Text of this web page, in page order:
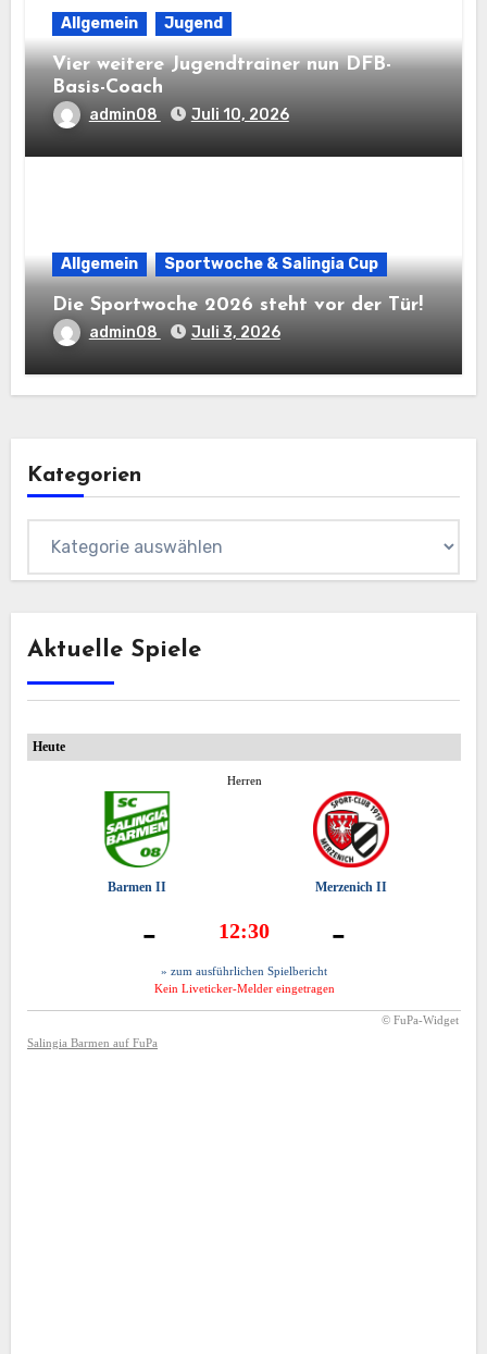
Allgemein Jugend
Vier weitere Jugendtrainer nun DFB-
Basis-Coach
admin08 Juli 10, 2026
Allgemein Sportwoche & Salingia Cup
Die Sportwoche 2026 steht vor der Tür!
admin08 Juli 3, 2026
Kategorien
Aktuelle Spiele